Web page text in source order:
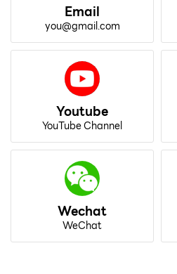
Email
you@gmail.com
Youtube
YouTube Channel
Wechat
WeChat